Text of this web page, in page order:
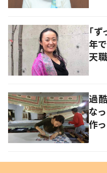
「
年
天
過
な
作